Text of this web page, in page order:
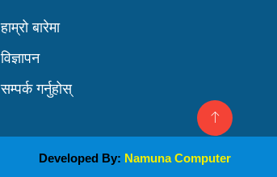
हाम्रो बारेमा
विज्ञापन
सम्पर्क गर्नुहोस्
Developed By: Namuna Computer